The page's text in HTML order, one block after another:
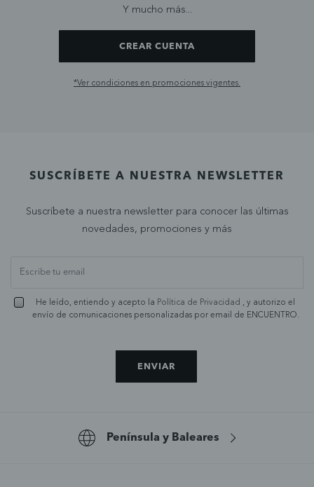
Y mucho más...
CREAR CUENTA
*Ver condiciones en promociones vigentes.
SUSCRÍBETE A NUESTRA NEWSLETTER
Suscríbete a nuestra newsletter para conocer las últimas
novedades, promociones y más
He leído, entiendo y acepto la Política de Privacidad , y autorizo el
envío de comunicaciones personalizadas por email de ENCUENTRO.
ENVIAR
Península y Baleares